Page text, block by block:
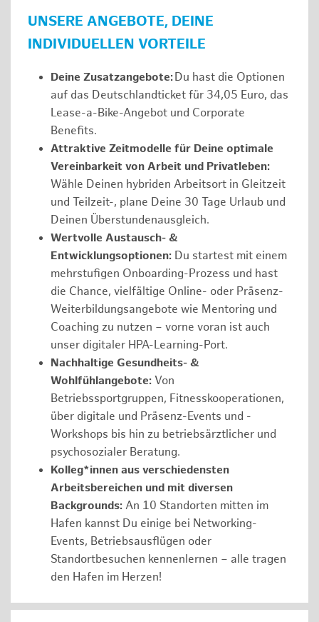
UNSERE ANGEBOTE, DEINE
INDIVIDUELLEN VORTEILE
Deine Zusatzangebote: Du hast die Optionen
auf das Deutschlandticket für 34,05 Euro, das
Lease-a-Bike-Angebot und Corporate
Benefits.
Attraktive Zeitmodelle für Deine optimale
Vereinbarkeit von Arbeit und Privatleben:
Wähle Deinen hybriden Arbeitsort in Gleitzeit
und Teilzeit-, plane Deine 30 Tage Urlaub und
Deinen Überstundenausgleich.
Wertvolle Austausch- &
Entwicklungsoptionen: Du startest mit einem
mehrstufigen Onboarding-Prozess und hast
die Chance, vielfältige Online- oder Präsenz-
Weiterbildungsangebote wie Mentoring und
Coaching zu nutzen – vorne voran ist auch
unser digitaler HPA-Learning-Port.
Nachhaltige Gesundheits- &
Wohlfühlangebote: Von
Betriebssportgruppen, Fitnesskooperationen,
über digitale und Präsenz-Events und -
Workshops bis hin zu betriebsärztlicher und
psychosozialer Beratung.
Kolleg*innen aus verschiedensten
Arbeitsbereichen und mit diversen
Backgrounds: An 10 Standorten mitten im
Hafen kannst Du einige bei Networking-
Events, Betriebsausflügen oder
Standortbesuchen kennenlernen – alle tragen
den Hafen im Herzen!